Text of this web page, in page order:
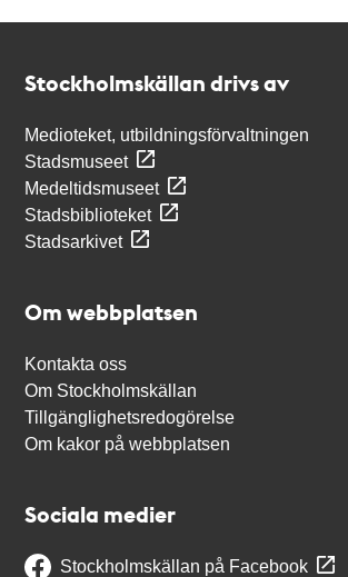
Stockholmskällan drivs av
Medioteket, utbildningsförvaltningen
Stadsmuseet
Medeltidsmuseet
Stadsbiblioteket
Stadsarkivet
Om webbplatsen
Kontakta oss
Om Stockholmskällan
Tillgänglighetsredogörelse
Om kakor på webbplatsen
Sociala medier
Stockholmskällan på Facebook